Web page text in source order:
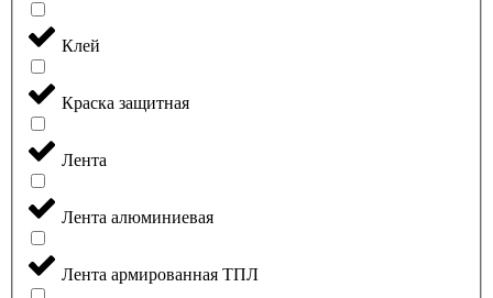
Клей
Краска защитная
Лента
Лента алюминиевая
Лента армированная ТПЛ